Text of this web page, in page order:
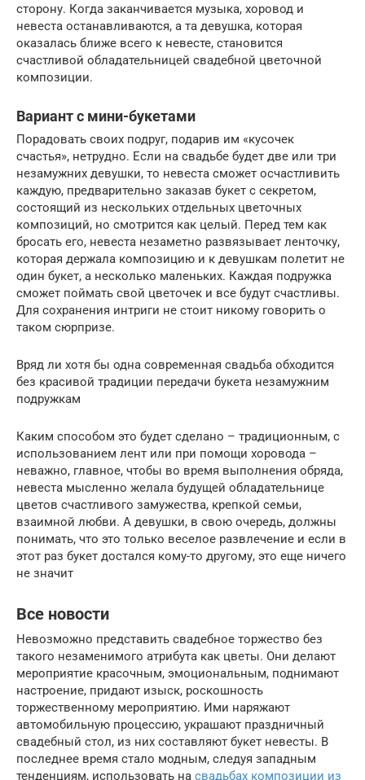
сторону. Когда заканчивается музыка, хоровод и
невеста останавливаются, а та девушка, которая
оказалась ближе всего к невесте, становится
счастливой обладательницей свадебной цветочной
композиции.
Вариант с мини-букетами
Порадовать своих подруг, подарив им «кусочек
счастья», нетрудно. Если на свадьбе будет две или три
незамужних девушки, то невеста сможет осчастливить
каждую, предварительно заказав букет с секретом,
состоящий из нескольких отдельных цветочных
композиций, но смотрится как целый. Перед тем как
бросать его, невеста незаметно развязывает ленточку,
которая держала композицию и к девушкам полетит не
один букет, а несколько маленьких. Каждая подружка
сможет поймать свой цветочек и все будут счастливы.
Для сохранения интриги не стоит никому говорить о
таком сюрпризе.
Вряд ли хотя бы одна современная свадьба обходится
без красивой традиции передачи букета незамужним
подружкам
Каким способом это будет сделано – традиционным, с
использованием лент или при помощи хоровода –
неважно, главное, чтобы во время выполнения обряда,
невеста мысленно желала будущей обладательнице
цветов счастливого замужества, крепкой семьи,
взаимной любви. А девушки, в свою очередь, должны
понимать, что это только веселое развлечение и если в
этот раз букет достался кому-то другому, это еще ничего
не значит
Все новости
Невозможно представить свадебное торжество без
такого незаменимого атрибута как цветы. Они делают
мероприятие красочным, эмоциональным, поднимают
настроение, придают изыск, роскошность
торжественному мероприятию. Ими наряжают
автомобильную процессию, украшают праздничный
свадебный стол, из них составляют букет невесты. В
последнее время стало модным, следуя западным
тенденциям, использовать на свадьбах композиции из